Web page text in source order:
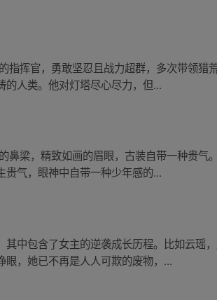
指挥官，勇敢坚忍且战力超群，多次带领
人类。他对灯塔尽心尽力，但...
鼻梁，精致如画的眉眼，古装自带一种贵
气，眼神中自带一种少年感的...
其中包含了女主的逆袭成长历程。比如云瑶
，她已不再是人人可欺的废物，...